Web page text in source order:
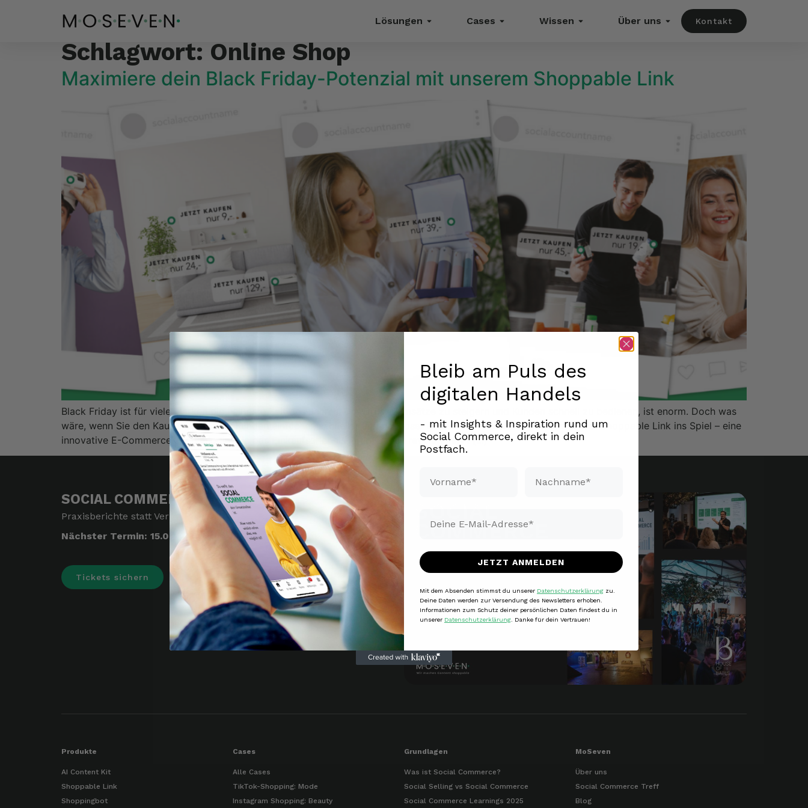
Lösungen Cases Wissen Über uns Kontakt
Schlagwort: Online Shop
Maximiere dein Black Friday-Potenzial mit unserem Shoppable Link
Black Friday ist für viele Marken die heißeste Zeit des Jahres. Der Druck, Umsätze zu steigern und Kunden schnell zu bedienen, ist enorm. Doch was
wäre, wenn Sie den Kaufprozess Ihrer Kunden einfacher, schneller und nahtloser gestalten könnten? Hier kommt unser Shoppable Link ins Spiel – eine
innovative E-Commerce-Technologie, die das Einkaufserlebnis Ihrer Kunden revolutioniert […]
SOCIAL COMMERCE TREFF
Praxisberichte statt Verkaufsshow.
Nächster Termin: 15.09.2026 | 18 Uhr
Tickets sichern
Produkte
AI Content Kit
Shoppable Link
Shoppingbot
Cases
Alle Cases
TikTok-Shopping: Mode
Instagram Shopping: Beauty
Grundlagen
Was ist Social Commerce?
Social Selling vs Social Commerce
Social Commerce Learnings 2025
MoSeven
Über uns
Social Commerce Treff
Blog
Bleib am Puls des
digitalen Handels
- mit Insights & Inspiration rund um
Social Commerce, direkt in dein
Postfach.
JETZT ANMELDEN
Mit dem Absenden stimmst du unserer Datenschutzerklärung zu.
Deine Daten werden zur Versendung des Newsletters erhoben.
Informationen zum Schutz deiner persönlichen Daten findest du in
unserer Datenschutzerklärung . Danke für dein Vertrauen!